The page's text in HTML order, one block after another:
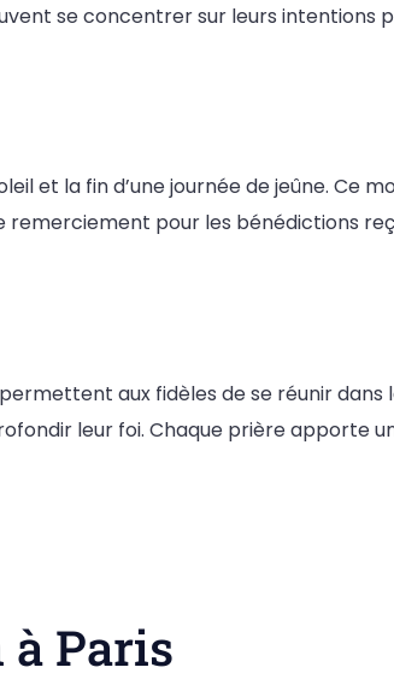
se concentrer sur leurs intentions
et la fin d’une journée de jeûne. Ce
pour les bénédictions
aux fidèles de se réunir dans
leur foi. Chaque prière apporte
Paris